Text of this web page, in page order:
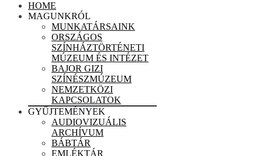
HOME
MAGUNKRÓL
MUNKATÁRSAINK
ORSZÁGOS
SZÍNHÁZTÖRTÉNETI
MÚZEUM ÉS INTÉZET
BAJOR GIZI
SZÍNÉSZMÚZEUM
NEMZETKÖZI
KAPCSOLATOK
GYŰJTEMÉNYEK
AUDIOVIZUÁLIS
ARCHÍVUM
BÁBTÁR
EMLÉKTÁR